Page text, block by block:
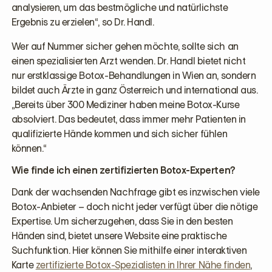
analysieren, um das bestmögliche und natürlichste
Ergebnis zu erzielen“, so Dr. Handl.
Wer auf Nummer sicher gehen möchte, sollte sich an
einen spezialisierten Arzt wenden. Dr. Handl bietet nicht
nur erstklassige Botox-Behandlungen in Wien an, sondern
bildet auch Ärzte in ganz Österreich und international aus.
„Bereits über 300 Mediziner haben meine Botox-Kurse
absolviert. Das bedeutet, dass immer mehr Patienten in
qualifizierte Hände kommen und sich sicher fühlen
können.“
Wie finde ich einen zertifizierten Botox-Experten?
Dank der wachsenden Nachfrage gibt es inzwischen viele
Botox-Anbieter – doch nicht jeder verfügt über die nötige
Expertise. Um sicherzugehen, dass Sie in den besten
Händen sind, bietet unsere Website eine praktische
Suchfunktion. Hier können Sie mithilfe einer interaktiven
Kartezertifizierte Botox-Spezialisten in Ihrer Nähe finden,